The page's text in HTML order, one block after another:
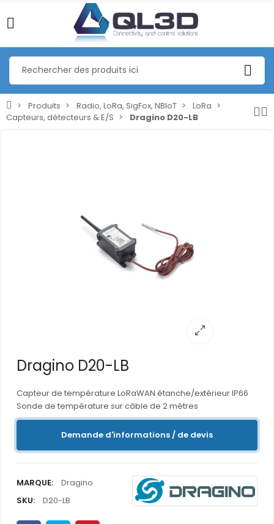
Produits Radio, LoRa, SigFox, NBIoT
LoRa
Capteurs, détecteurs & E/S
Dragino D20-LB
Dragino D20-LB
Capteur de température LoRaWAN étanche/extérieur IP66
Sonde de température sur câble de 2 mètres
Demande d'informations / de devis
MARQUE:
Dragino
SKU:
D20-LB